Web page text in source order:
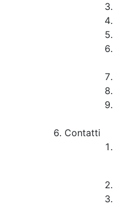
Contatti